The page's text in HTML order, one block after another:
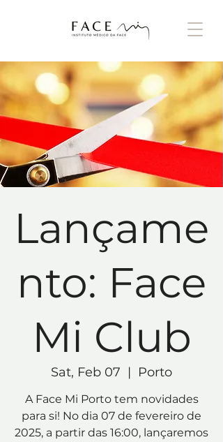
Lançame
nto: Face
Mi Club
Sat, Feb 07
  |
Porto
A Face Mi Porto tem novidades
para si! No dia 07 de fevereiro de
2025, a partir das 16:00, lançaremos